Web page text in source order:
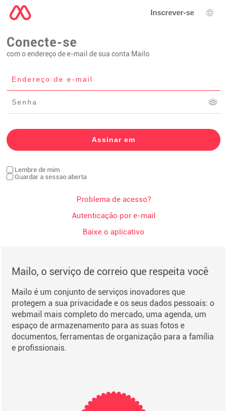
Inscrever-se
Conecte-se
com o endereço de e-mail de sua conta Mailo
Lembre de mim
Guardar a sessao aberta
Problema de acesso?
Autenticação por e-mail
Baixe o aplicativo
Mailo, o serviço de correio que respeita você
Mailo é um conjunto de serviços inovadores que
protegem a sua privacidade e os seus dados pessoais: o
webmail mais completo do mercado, uma agenda, um
espaço de armazenamento para as suas fotos e
documentos, ferramentas de organização para a família
e profissionais.